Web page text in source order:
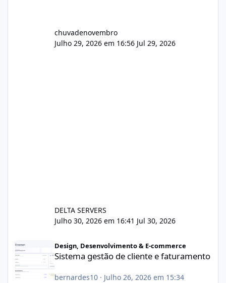
chuvadenovembro
Julho 29, 2026 em 16:56 Jul 29, 2026
DELTA SERVERS
Julho 30, 2026 em 16:41 Jul 30, 2026
Design, Desenvolvimento & E-commerce
Sistema gestão de cliente e faturamento
bernardes10· Julho 26, 2026 em 15:34